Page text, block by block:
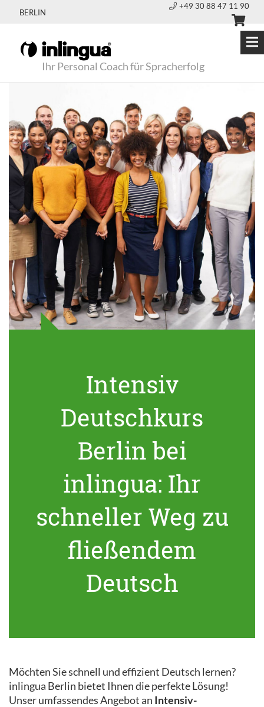
BERLIN
+49 30 88 47 11 90
Ihr Personal Coach für Spracherfolg
Intensiv
Deutschkurs
Berlin bei
inlingua: Ihr
schneller Weg zu
fließendem
Deutsch
Möchten Sie schnell und effizient Deutsch lernen?
inlingua Berlin bietet Ihnen die perfekte Lösung!
Unser umfassendes Angebot an Intensiv-